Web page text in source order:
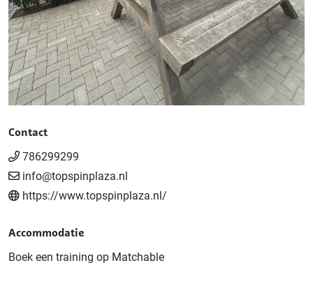
Contact
786299299
info@topspinplaza.nl
https://www.topspinplaza.nl/
Accommodatie
Boek een training op Matchable